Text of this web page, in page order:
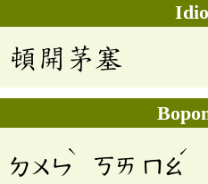
頓開茅塞
ㄉㄨㄣ
ˋ
ㄎㄞ ㄇㄠ
ˊ